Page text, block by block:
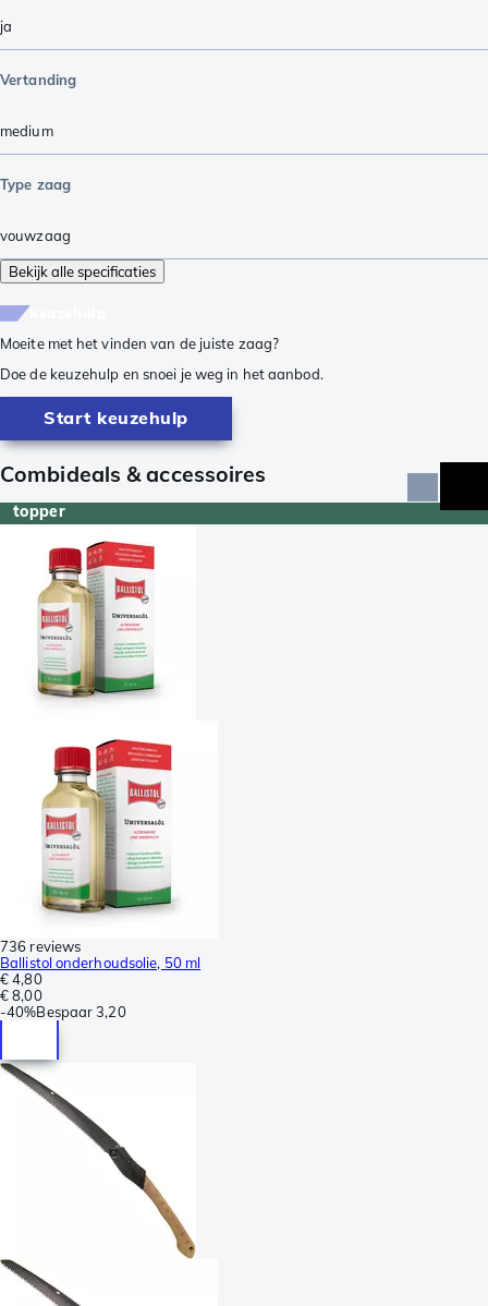
ja
Vertanding
medium
Type zaag
vouwzaag
Bekijk alle specificaties
Moeite met het vinden van de juiste zaag?
Doe de keuzehulp en snoei je weg in het aanbod.
Start keuzehulp
Combideals & accessoires
topper
736 reviews
Ballistol onderhoudsolie, 50 ml
€ 4,80
€ 8,00
-40%Bespaar 3,20